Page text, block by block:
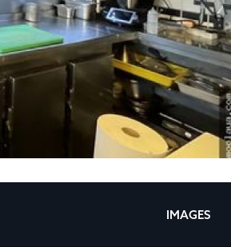
IMAGES